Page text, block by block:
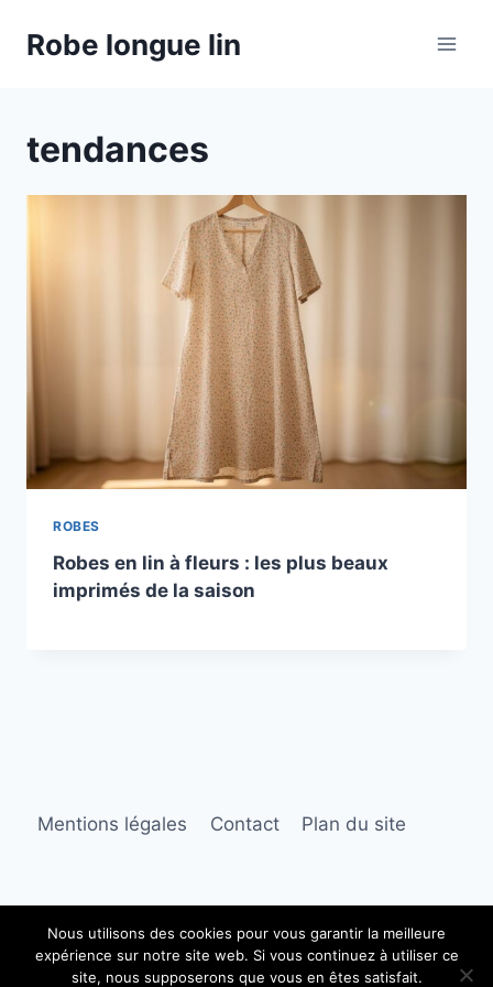
Robe longue lin
tendances
ROBES
Robes en lin à fleurs : les plus beaux
imprimés de la saison
Mentions légales Contact Plan du site
© 2026 Robe longue lin
Nous utilisons des cookies pour vous garantir la meilleure
expérience sur notre site web. Si vous continuez à utiliser ce
site, nous supposerons que vous en êtes satisfait.